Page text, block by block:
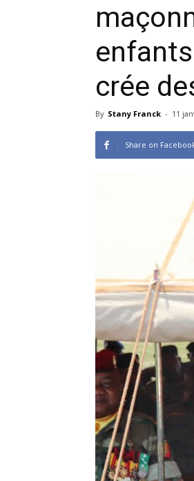
crée
By Stany Franck - 11
Share on